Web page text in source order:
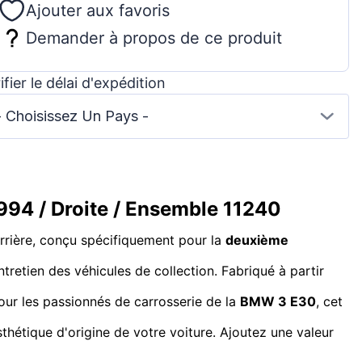
Ajouter aux favoris
Demander à propos de ce produit
le délai d'expédition
Choisissez Un Pays -
/ Droite / Ensemble 11240
conçu spécifiquement pour la deuxième
des véhicules de collection. Fabriqué à partir
les passionnés de carrosserie de la BMW 3 E30, cet
d'origine de votre voiture. Ajoutez une valeur